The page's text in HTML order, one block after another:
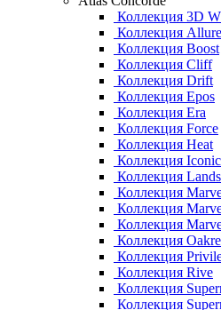
Коллекция 3D
Коллекция Allure
Коллекция Boost
Коллекция Cliff
Коллекция Drift
Коллекция Epos
Коллекция Era
Коллекция Force
Коллекция Heat
Коллекция Iconic
Коллекция
Коллекция
Коллекция
Коллекция
Коллекция
Коллекция
Коллекция Rive
Коллекция
Коллекция